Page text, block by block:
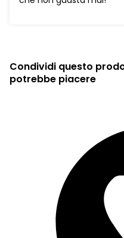
Condividi questo
potrebbe piacere